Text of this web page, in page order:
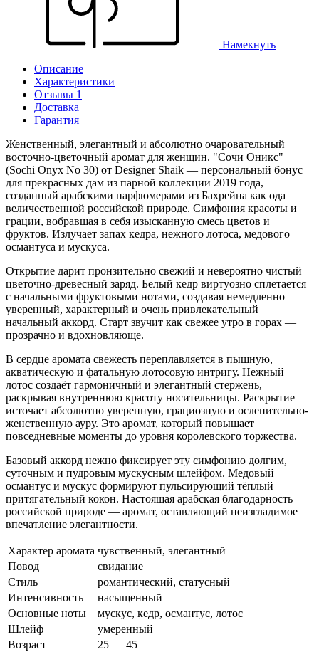
Намекнуть
Описание
Характеристики
Отзывы 1
Доставка
Гарантия
Женственный, элегантный и абсолютно очаровательный
восточно-цветочный аромат для женщин. "Сочи Оникс"
(Sochi Onyx No 30) от Designer Shaik — персональный бонус
для прекрасных дам из парной коллекции 2019 года,
созданный арабскими парфюмерами из Бахрейна как ода
величественной российской природе. Симфония красоты и
грации, вобравшая в себя изысканную смесь цветов и
фруктов. Излучает запах кедра, нежного лотоса, медового
османтуса и мускуса.
Открытие дарит пронзительно свежий и невероятно чистый
цветочно-древесный заряд. Белый кедр виртуозно сплетается
с начальными фруктовыми нотами, создавая немедленно
уверенный, характерный и очень привлекательный
начальный аккорд. Старт звучит как свежее утро в горах —
прозрачно и вдохновляюще.
В сердце аромата свежесть переплавляется в пышную,
акватическую и фатальную лотосовую интригу. Нежный
лотос создаёт гармоничный и элегантный стержень,
раскрывая внутреннюю красоту носительницы. Раскрытие
источает абсолютно уверенную, грациозную и ослепительно-
женственную ауру. Это аромат, который повышает
повседневные моменты до уровня королевского торжества.
Базовый аккорд нежно фиксирует эту симфонию долгим,
суточным и пудровым мускусным шлейфом. Медовый
османтус и мускус формируют пульсирующий тёплый
притягательный кокон. Настоящая арабская благодарность
российской природе — аромат, оставляющий неизгладимое
впечатление элегантности.
Характер аромата чувственный, элегантный
Повод
свидание
Стиль
романтический, статусный
Интенсивность
насыщенный
Основные ноты
мускус, кедр, османтус, лотос
Шлейф
умеренный
Возраст
25 — 45